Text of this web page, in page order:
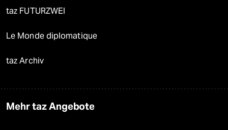
taz FUTURZWEI
Le Monde diplomatique
taz Archiv
Mehr taz Angebote